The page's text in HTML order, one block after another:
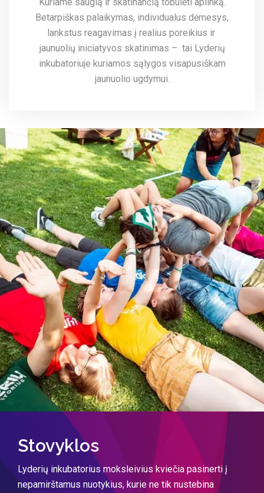
Betarpiškas palaikymas, individualus dėmesys,
lankstus reagavimas į realius poreikius ir
jaunuolių iniciatyvos skatinimas – tai Lyderių
inkubatoriuje kuriamos sąlygos visapusiškam
jaunuolio ugdymui.
Stovyklos
Lyderių inkubatorius moksleivius kviečia pasinerti į
nepamirštamus nuotykius, kurie ne tik nustebina